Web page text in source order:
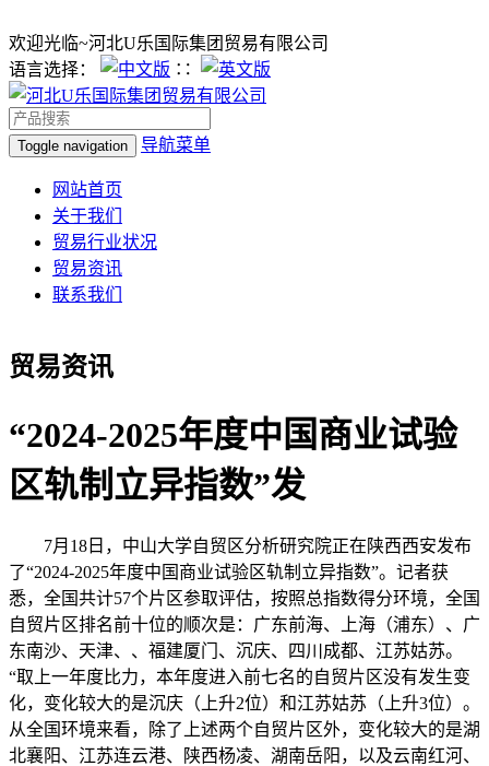
欢迎光临~河北U乐国际集团贸易有限公司
语言选择：
∷
Toggle navigation 导航菜单
网站首页
关于我们
贸易行业状况
贸易资讯
联系我们
贸易资讯
“2024-2025年度中国商业试验
区轨制立异指数”发
7月18日，中山大学自贸区分析研究院正在陕西西安发布
了“2024-2025年度中国商业试验区轨制立异指数”。记者获
悉，全国共计57个片区参取评估，按照总指数得分环境，全国
自贸片区排名前十位的顺次是：广东前海、上海（浦东）、广
东南沙、天津、、福建厦门、沉庆、四川成都、江苏姑苏。
“取上一年度比力，本年度进入前七名的自贸片区没有发生变
化，变化较大的是沉庆（上升2位）和江苏姑苏（上升3位）。
从全国环境来看，除了上述两个自贸片区外，变化较大的是湖
北襄阳、江苏连云港、陕西杨凌、湖南岳阳，以及云南红河、